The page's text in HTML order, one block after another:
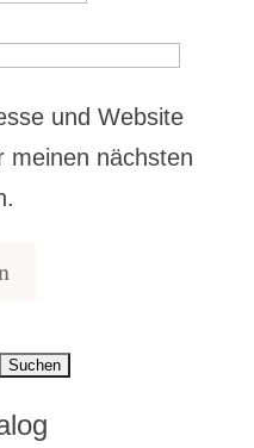
und Website
meinen nächsten